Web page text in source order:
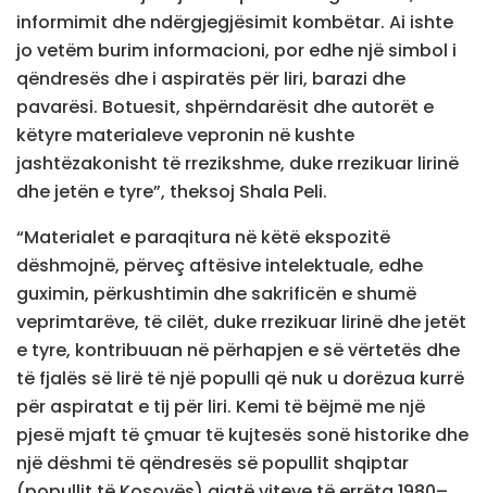
informimit dhe ndërgjegjësimit kombëtar. Ai ishte
jo vetëm burim informacioni, por edhe një simbol i
qëndresës dhe i aspiratës për liri, barazi dhe
pavarësi. Botuesit, shpërndarësit dhe autorët e
këtyre materialeve vepronin në kushte
jashtëzakonisht të rrezikshme, duke rrezikuar lirinë
dhe jetën e tyre”, theksoj Shala Peli.
“Materialet e paraqitura në këtë ekspozitë
dëshmojnë, përveç aftësive intelektuale, edhe
guximin, përkushtimin dhe sakrificën e shumë
veprimtarëve, të cilët, duke rrezikuar lirinë dhe jetët
e tyre, kontribuuan në përhapjen e së vërtetës dhe
të fjalës së lirë të një populli që nuk u dorëzua kurrë
për aspiratat e tij për liri. Kemi të bëjmë me një
pjesë mjaft të çmuar të kujtesës sonë historike dhe
një dëshmi të qëndresës së popullit shqiptar